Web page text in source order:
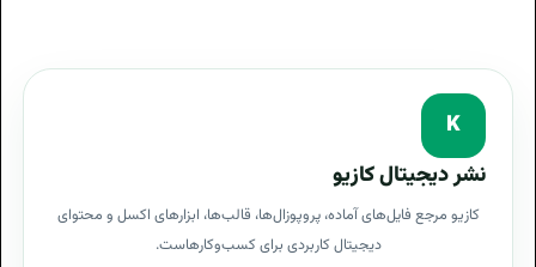
K
نشر دیجیتال کازیو
کازیو مرجع فایل‌های آماده، پروپوزال‌ها، قالب‌ها، ابزارهای اکسل و محتوای
دیجیتال کاربردی برای کسب‌وکارهاست.